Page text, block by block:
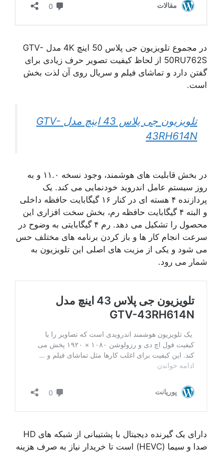
در مجموع تلویزیون جی پلاس 50 اینچ 4K مدل GTV-
50RU762S از لحاظ کیفیت تصویر حرف زیادی برای
گفتن دارد و تماشای فیلم و سریال روی آن لذت بخش
است.
تلویزیون جی پلاس 43 اینچ مدل GTV-
43RH614N
در بخش قابلیت های هوشمند، وجود نسخه ۱۱.۰ و به
روز سیستم عامل اندروید خودنمایی می کند. یک
پردازنده ۴ هسته ای در کنار ۱۶ گیگابایت حافظه داخلی
و البته ۴ گیگابایت حافظه رم، بخش سخت افزاری این
محصول را تشکیل می دهد. رم ۴ گیگابایتی به وضوح در
سرعت انجام کار ها و باز کردن برنامه های مختلف حس
می شود و یکی از مزیت های اصلی این تلویزیون به
شمار می رود.
دارای یک گیرنده دیجیتال با پشتیبانی از شبکه های HD
صدا و سیما (HEVC) است تا خریدار نیاز به صرف هزینه